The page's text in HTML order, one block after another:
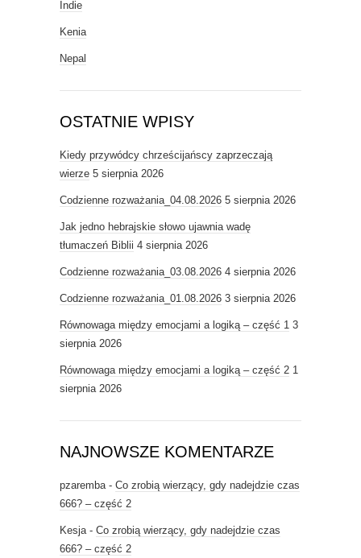
Indie
Kenia
Nepal
OSTATNIE WPISY
Kiedy przywódcy chrześcijańscy zaprzeczają
wierze 5 sierpnia 2026
Codzienne rozważania_04.08.2026 5 sierpnia 2026
Jak jedno hebrajskie słowo ujawnia wadę
tłumaczeń Biblii 4 sierpnia 2026
Codzienne rozważania_03.08.2026 4 sierpnia 2026
Codzienne rozważania_01.08.2026 3 sierpnia 2026
Równowaga między emocjami a logiką – część 1 3
sierpnia 2026
Równowaga między emocjami a logiką – część 2 1
sierpnia 2026
NAJNOWSZE KOMENTARZE
pzaremba - Co zrobią wierzący, gdy nadejdzie czas
666? – część 2
Kesja - Co zrobią wierzący, gdy nadejdzie czas
666? – część 2